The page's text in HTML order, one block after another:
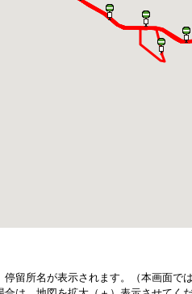
留所名が表示されます。（本画面で